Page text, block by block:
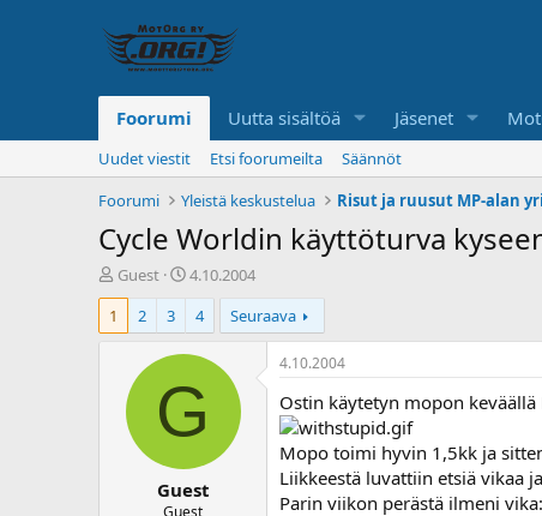
Foorumi Uutta sisältöä Jäsenet
Uudet viestit Etsi foorumeilta
Säännöt
Foorumi
Yleistä keskustelua Risut ja ruusut MP-alan
Cycle Worldin käyttöturva
K
e
k
Guest
A
l
o
i
t
s
p
i
v
ä
4.10.2004
1
2 3 4 Seuraava
G
Guest
Guest
4.10.2004
Ostin käytetyn mopon
Mopo toimi hyvin 1,5kk ja
Liikkeestä luvattiin etsiä vikaa
Parin viikon perästä ilmeni